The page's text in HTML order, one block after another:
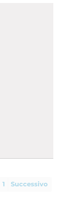
1 Successivo